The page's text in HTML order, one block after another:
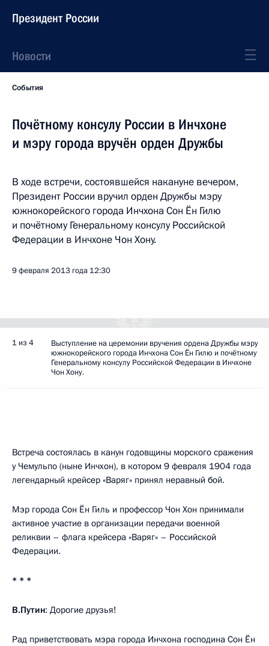
Президент России
Новости
События
Почётному консулу России в Инчхоне
и мэру города вручён орден Дружбы
В ходе встречи, состоявшейся накануне вечером,
Президент России вручил орден Дружбы мэру
южнокорейского города Инчхона Сон Ён Гилю
и почётному Генеральному консулу Российской
Федерации в Инчхоне Чон Хону.
9 февраля 2013 года 12:30
1 из 4
Выступление на церемонии вручения ордена Дружбы мэру
южнокорейского города Инчхона Сон Ён Гилю и почётному
Генеральному консулу Российской Федерации в Инчхоне
Чон Хону.
Встреча состоялась в канун годовщины морского сражения
у Чемульпо (ныне Инчхон), в котором 9 февраля 1904 года
легендарный крейсер «Варяг» принял неравный бой.
Мэр города Сон Ён Гиль и профессор Чон Хон принимали
активное участие в организации передачи военной
реликвии – флага крейсера «Варяг» – Российской
Федерации.
* * *
В.Путин: Дорогие друзья!
Рад приветствовать мэра города Инчхона господина Сон Ён